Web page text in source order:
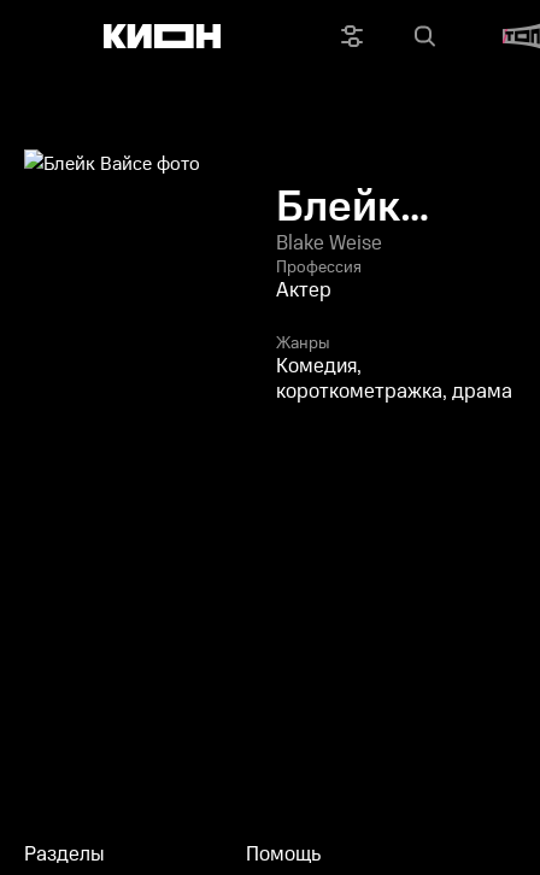
Блейк
Вайсе
Blake Weise
Профессия
Актер
Жанры
Комедия,
короткометражка, драма
Разделы Помощь